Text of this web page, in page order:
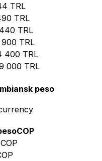
TRL
TRL
TRL
900 TRL
400 TRL
000 TRL
peso
COP
COP